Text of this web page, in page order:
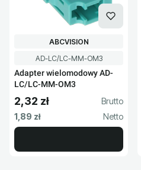
Kod produktu
AD-LC/LC-MM-OM3
Adapter wielomodowy AD-
LC/LC-MM-OM3
PRODUCENT
ABCVISION
Cena brutto
2,32 zł
Cena netto
1,89 zł